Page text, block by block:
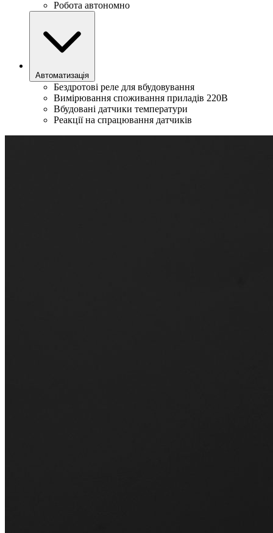
Робота автономно
Автоматизація
Бездротові реле для вбудовування
Вимірювання споживання приладів 220В
Вбудовані датчики температури
Реакції на спрацювання датчиків